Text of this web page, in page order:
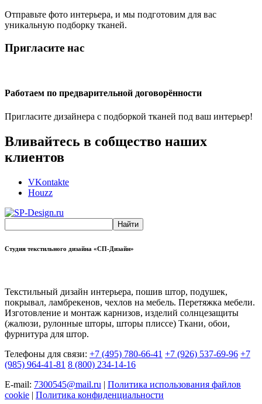
Отправьте фото интерьера, и мы подготовим для вас
уникальную подборку тканей.
Пригласите нас
Работаем по предварительной договорённости
Пригласите дизайнера с подборкой тканей под ваш интерьер!
Вливайтесь в собщество наших
клиентов
VKontakte
Houzz
Студия текстильного дизайна «СП-Дизайн»
Текстильный дизайн интерьера, пошив штор, подушек,
покрывал, ламбрекенов, чехлов на мебель. Перетяжка мебели.
Изготовление и монтаж карнизов, изделий солнцезащиты
(жалюзи, рулонные шторы, шторы плиссе) Ткани, обои,
фурнитура для штор.
Телефоны для связи: +7 (495) 780-66-41 +7 (926) 537-69-96 +7
(985) 964-41-81 8 (800) 234-14-16
E-mail: 7300545@mail.ru | Политика использования файлов
cookie | Политика конфиденциальности